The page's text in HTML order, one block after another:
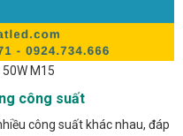
M15
công suất
công suất khác nhau, đáp